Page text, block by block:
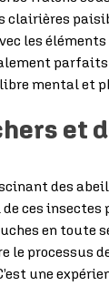
clairières
les
mental et
et
des
ces
en toute
le processus
une